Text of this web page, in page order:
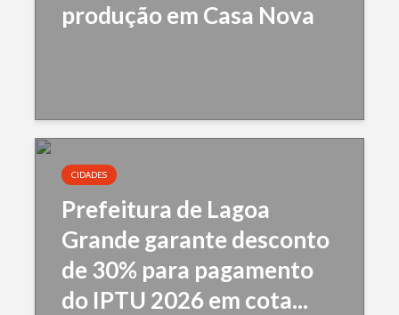
produção em Casa Nova
CIDADES
Prefeitura de Lagoa
Grande garante desconto
de 30% para pagamento
do IPTU 2026 em cota...